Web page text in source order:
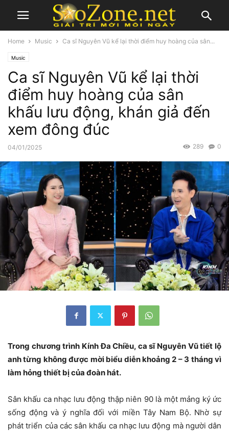
Home Music Ca sĩ Nguyên Vũ kể lại thời điểm huy hoàng của sân...
Music
Ca sĩ Nguyên Vũ kể lại thời
điểm huy hoàng của sân
khấu lưu động, khán giả đến
xem đông đúc
04/01/2025 0
289
Trong chương trình Kính Đa Chiều, ca sĩ Nguyên Vũ tiết lộ
anh từng không được mời biểu diễn khoảng 2 – 3 tháng vì
làm hỏng thiết bị của đoàn hát.
Sân khấu ca nhạc lưu động thập niên 90 là một mảng ký ức
sống động và ý nghĩa đối với miền Tây Nam Bộ. Nhờ sự
phát triển của các sân khấu ca nhạc lưu động mà người dân